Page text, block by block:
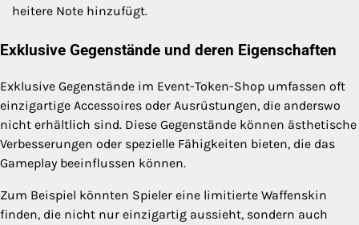
heitere Note hinzufügt.
Exklusive Gegenstände und deren Eigenschaften
Exklusive Gegenstände im Event-Token-Shop umfassen oft
einzigartige Accessoires oder Ausrüstungen, die anderswo
nicht erhältlich sind. Diese Gegenstände können ästhetische
Verbesserungen oder spezielle Fähigkeiten bieten, die das
Gameplay beeinflussen können.
Zum Beispiel könnten Spieler eine limitierte Waffenskin
finden, die nicht nur einzigartig aussieht, sondern auch